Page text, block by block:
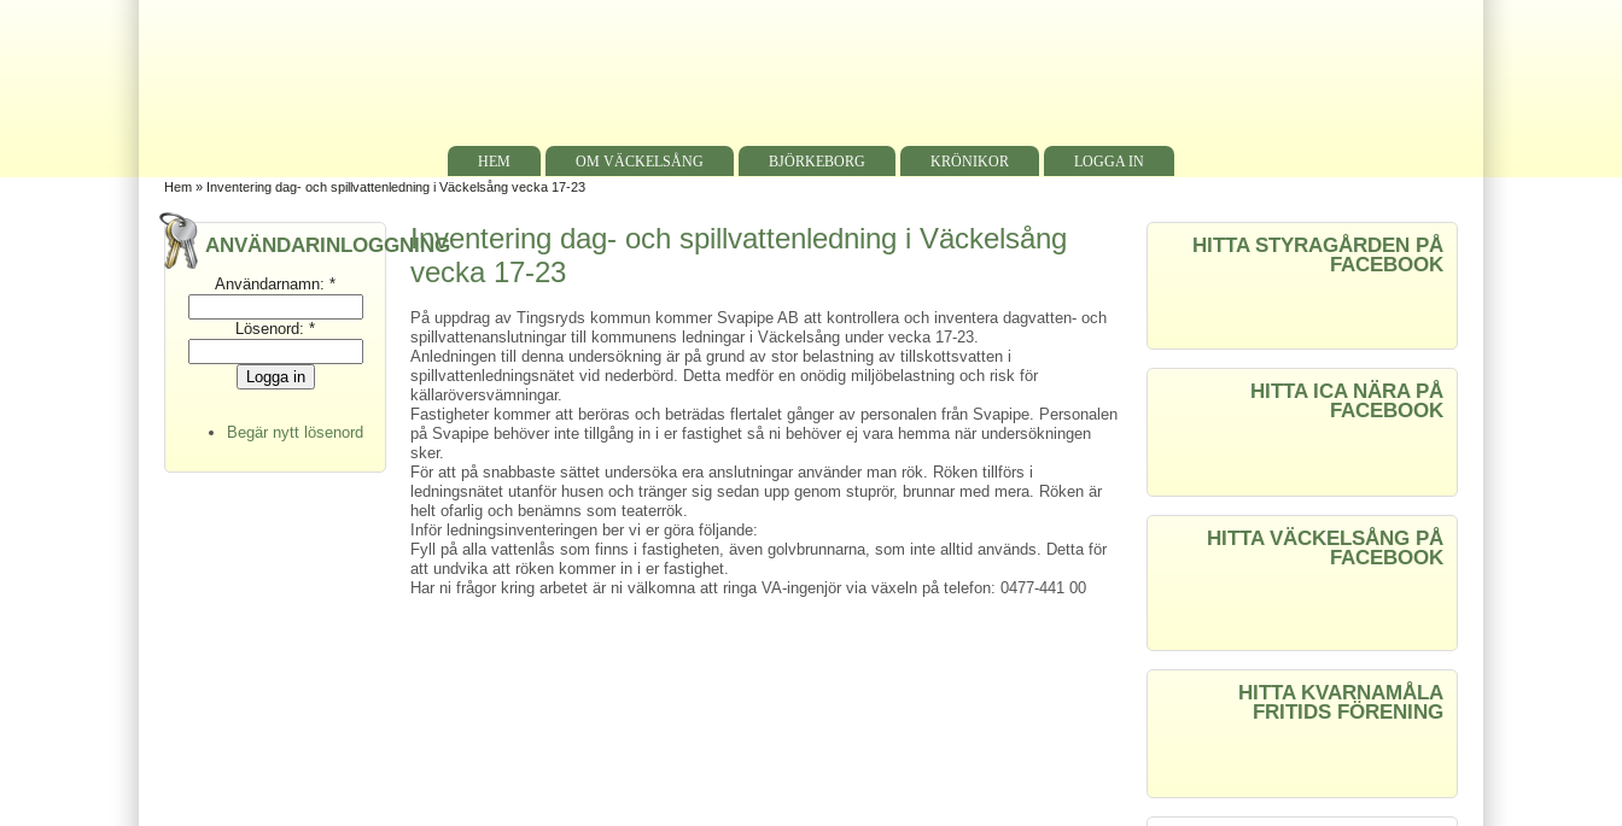
HEM OM VÄCKELSÅNG BJÖRKEBORG KRÖNIKOR LOGGA IN
Hem » Inventering dag- och spillvattenledning i Väckelsång vecka 17-23
Inventering dag- och spillvattenledning i Väckelsång
vecka 17-23
På uppdrag av Tingsryds kommun kommer Svapipe AB att kontrollera och inventera dagvatten- och
spillvattenanslutningar till kommunens ledningar i Väckelsång under vecka 17-23.
Anledningen till denna undersökning är på grund av stor belastning av tillskottsvatten i
spillvattenledningsnätet vid nederbörd. Detta medför en onödig miljöbelastning och risk för
källaröversvämningar.
Fastigheter kommer att beröras och beträdas flertalet gånger av personalen från Svapipe. Personalen
på Svapipe behöver inte tillgång in i er fastighet så ni behöver ej vara hemma när undersökningen
sker.
För att på snabbaste sättet undersöka era anslutningar använder man rök. Röken tillförs i
ledningsnätet utanför husen och tränger sig sedan upp genom stuprör, brunnar med mera. Röken är
helt ofarlig och benämns som teaterrök.
Inför ledningsinventeringen ber vi er göra följande:
Fyll på alla vattenlås som finns i fastigheten, även golvbrunnarna, som inte alltid används. Detta för
att undvika att röken kommer in i er fastighet.
Har ni frågor kring arbetet är ni välkomna att ringa VA-ingenjör via växeln på telefon: 0477-441 00
ANVÄNDARINLOGGNING
Användarnamn:*
Lösenord:*
Begär nytt lösenord
HITTA STYRAGÅRDEN PÅ
FACEBOOK
HITTA ICA NÄRA PÅ
FACEBOOK
HITTA VÄCKELSÅNG PÅ
FACEBOOK
HITTA KVARNAMÅLA
FRITIDS FÖRENING